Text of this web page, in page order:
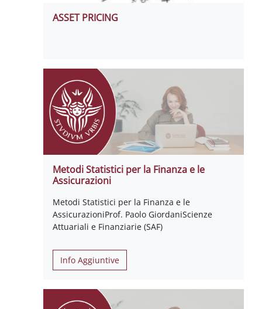
ASSET PRICING
Metodi Statistici per la Finanza e le
Assicurazioni
Metodi Statistici per la Finanza e le
AssicurazioniProf. Paolo GiordaniScienze
Attuariali e Finanziarie (SAF)
Info Aggiuntive